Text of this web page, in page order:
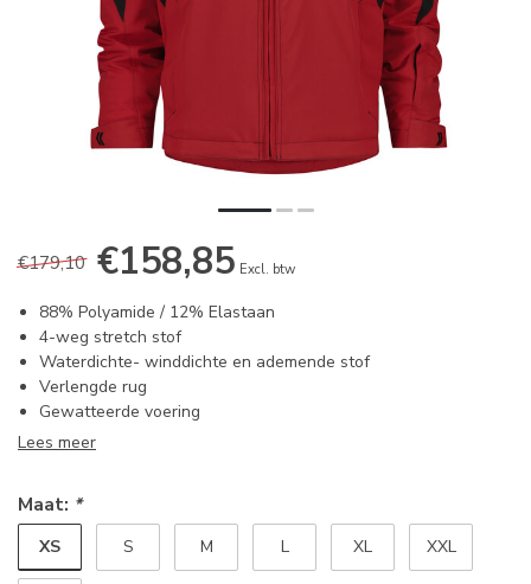
€179,10 €158,85 Excl. btw
88% Polyamide / 12% Elastaan
4-weg stretch stof
Waterdichte- winddichte en ademende stof
Verlengde rug
Gewatteerde voering
Lees meer
Maat: *
XS S M L XL XXL